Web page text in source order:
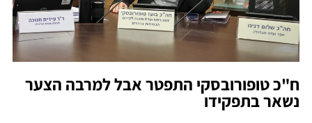
ח"כ טופורובסקי התפטר אבל למרבה הצער
נשאר בתפקידו